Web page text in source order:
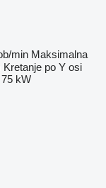
min Maksimalna
Kretanje po Y osi
75 kW